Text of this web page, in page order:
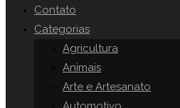
Contato
Categorias
Agricultura
Animais
Arte e Artesanato